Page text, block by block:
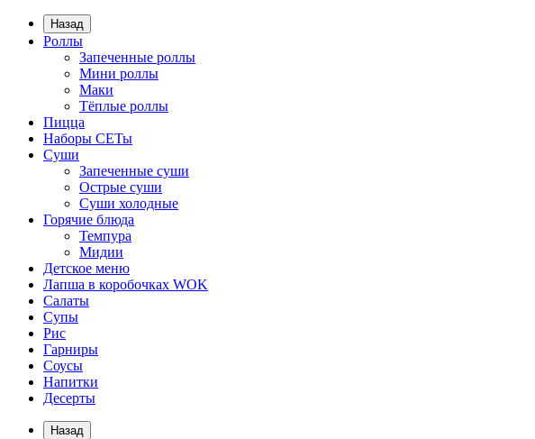
Назад
Роллы
Запеченные роллы
Мини роллы
Маки
Тёплые роллы
Пицца
Наборы СЕТы
Суши
Запеченные суши
Острые суши
Суши холодные
Горячие блюда
Темпура
Мидии
Детское меню
Лапша в коробочках WOK
Салаты
Супы
Рис
Гарниры
Соусы
Напитки
Десерты
Назад